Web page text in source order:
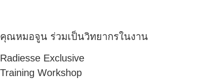
คุณหมอจูน ร่วมเป็นวิทยากรในงาน
Radiesse Exclusive
Training Workshop